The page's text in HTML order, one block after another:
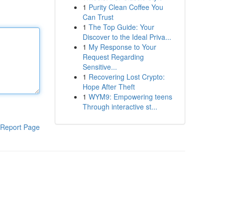
Report Page
1 Purity Clean Coffee You
Can Trust
1 The Top Guide: Your
Discover to the Ideal Priva...
1 My Response to Your
Request Regarding
Sensitive...
1 Recovering Lost Crypto:
Hope After Theft
1 WYM9: Empowering teens
Through interactive st...